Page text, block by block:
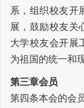
系，组织校友开
展，鼓励校友关
大学校友会开展
为祖国的统一和
第三章会员
第四条本会的会